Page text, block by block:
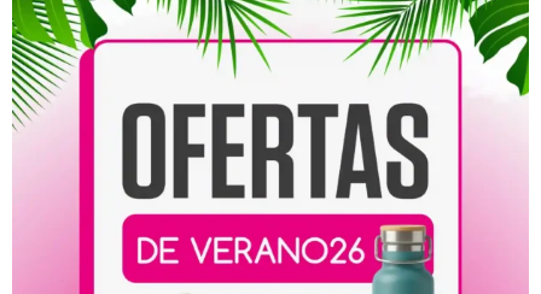
Productos relacionados